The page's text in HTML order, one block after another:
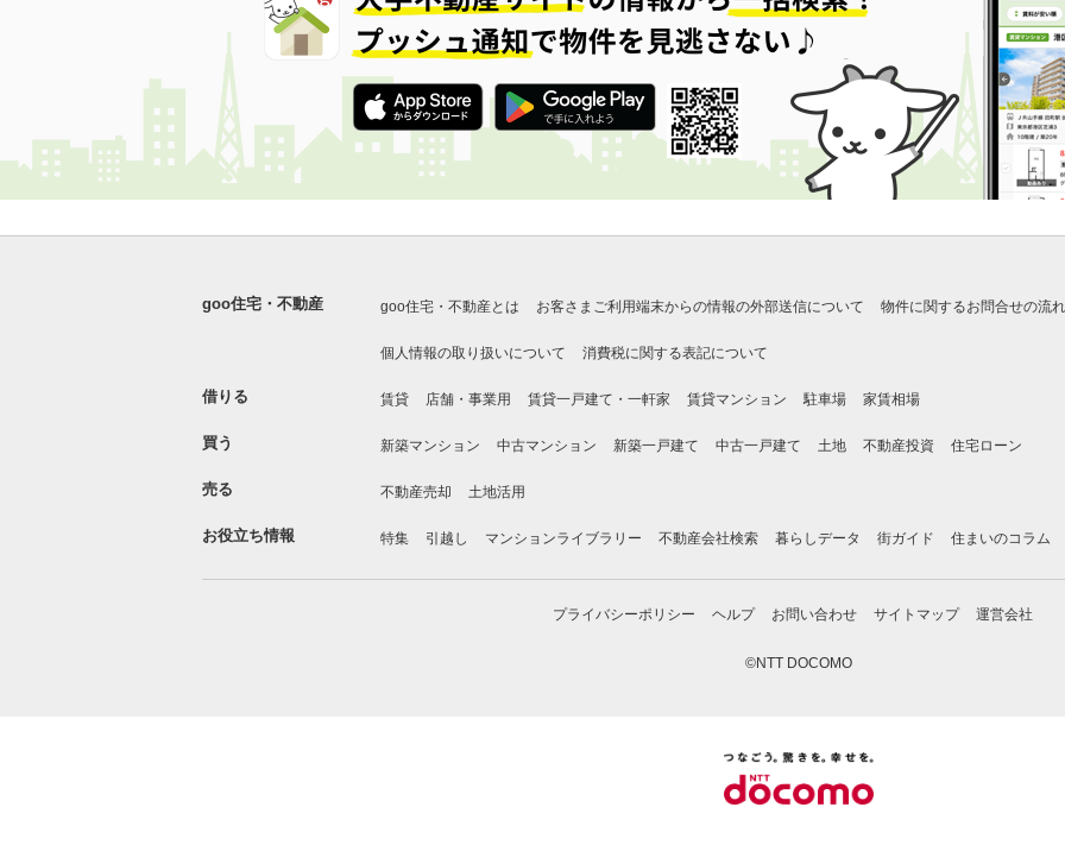
goo住宅・不動産 goo住宅・不動産とは お客さまご利用端末からの情報の外部送信について 物件に関するお問合せの流れ
個人情報の取り扱いについて 消費税に関する表記について
借りる 賃貸 店舗・事業用 賃貸一戸建て・一軒家 賃貸マンション 駐車場 家賃相場
買う 新築マンション 中古マンション 新築一戸建て 中古一戸建て 土地 不動産投資 住宅ローン
売る 不動産売却 土地活用
お役立ち情報 特集 引越し マンションライブラリー 不動産会社検索 暮らしデータ 街ガイド 住まいのコラム
プライバシーポリシー ヘルプ お問い合わせ サイトマップ 運営会社
©NTT DOCOMO